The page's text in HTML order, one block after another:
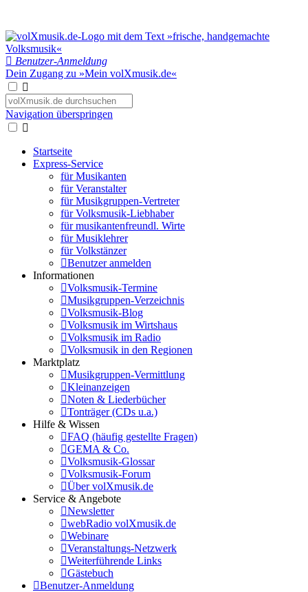
Benutzer-Anmeldung
Dein Zugang zu »Mein volXmusik.de«
Navigation überspringen
Startseite
Express-Service
für Musikanten
für Veranstalter
für Musikgruppen-Vertreter
für Volksmusik-Liebhaber
für musikantenfreundl. Wirte
für Musiklehrer
für Volkstänzer
Benutzer anmelden
Informationen
Volksmusik-Termine
Musikgruppen-Verzeichnis
Volksmusik-Blog
Volksmusik im Wirtshaus
Volksmusik im Radio
Volksmusik in den Regionen
Marktplatz
Musikgruppen-Vermittlung
Kleinanzeigen
Noten & Liederbücher
Tonträger (CDs u.a.)
Hilfe & Wissen
FAQ (häufig gestellte Fragen)
GEMA & Co.
Volksmusik-Glossar
Volksmusik-Forum
Über volXmusik.de
Service & Angebote
Newsletter
webRadio volXmusik.de
Webinare
Veranstaltungs-Netzwerk
Weiterführende Links
Gästebuch
Benutzer-Anmeldung